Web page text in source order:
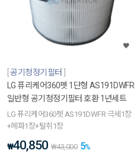
공기청정기필터
LG 퓨리케어360펫 1단형 AS191DWFR
일반형 공기청정기필터 호환 1년세트
LG 퓨리케어360펫 AS191DWFR 극세1장
+헤파1장+탈취1장
₩40,850 ₩43,000 5%